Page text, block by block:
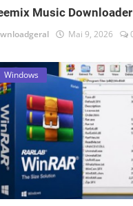
Music
Mai 9, 2026
Windows